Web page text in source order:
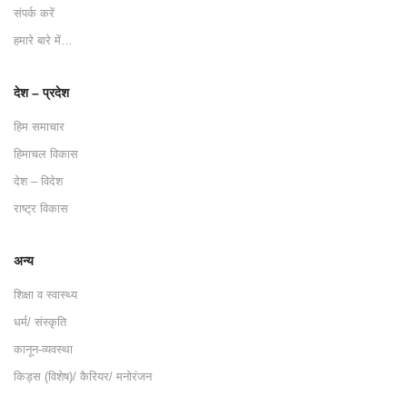
संपर्क करें
हमारे बारे में…
देश – प्रदेश
हिम समाचार
हिमाचल विकास
देश – विदेश
राष्ट्र विकास
अन्य
शिक्षा व स्वास्थ्य
धर्म/ संस्कृति
कानून-व्यवस्था
किड्स (विशेष)/ कैरियर/ मनोरंजन